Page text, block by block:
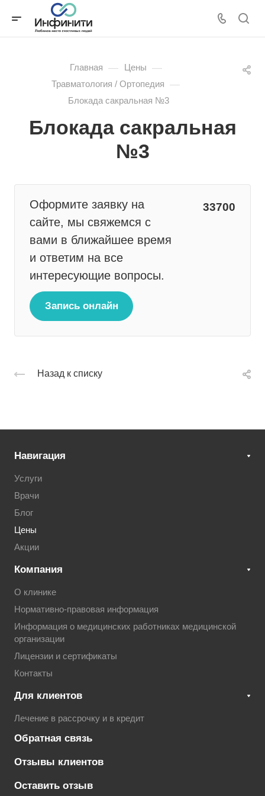
Главная — Цены —
Травматология / Ортопедия —
Блокада сакральная №3
Блокада сакральная
№3
Оформите заявку на
сайте, мы свяжемся с
вами в ближайшее время
и ответим на все
интересующие вопросы.
33700
Запись онлайн
Назад к списку
Навигация
Услуги
Врачи
Блог
Цены
Акции
Компания
О клинике
Нормативно-правовая информация
Информация о медицинских работниках медицинской
организации
Лицензии и сертификаты
Контакты
Для клиентов
Лечение в рассрочку и в кредит
Обратная связь
Отзывы клиентов
Оставить отзыв